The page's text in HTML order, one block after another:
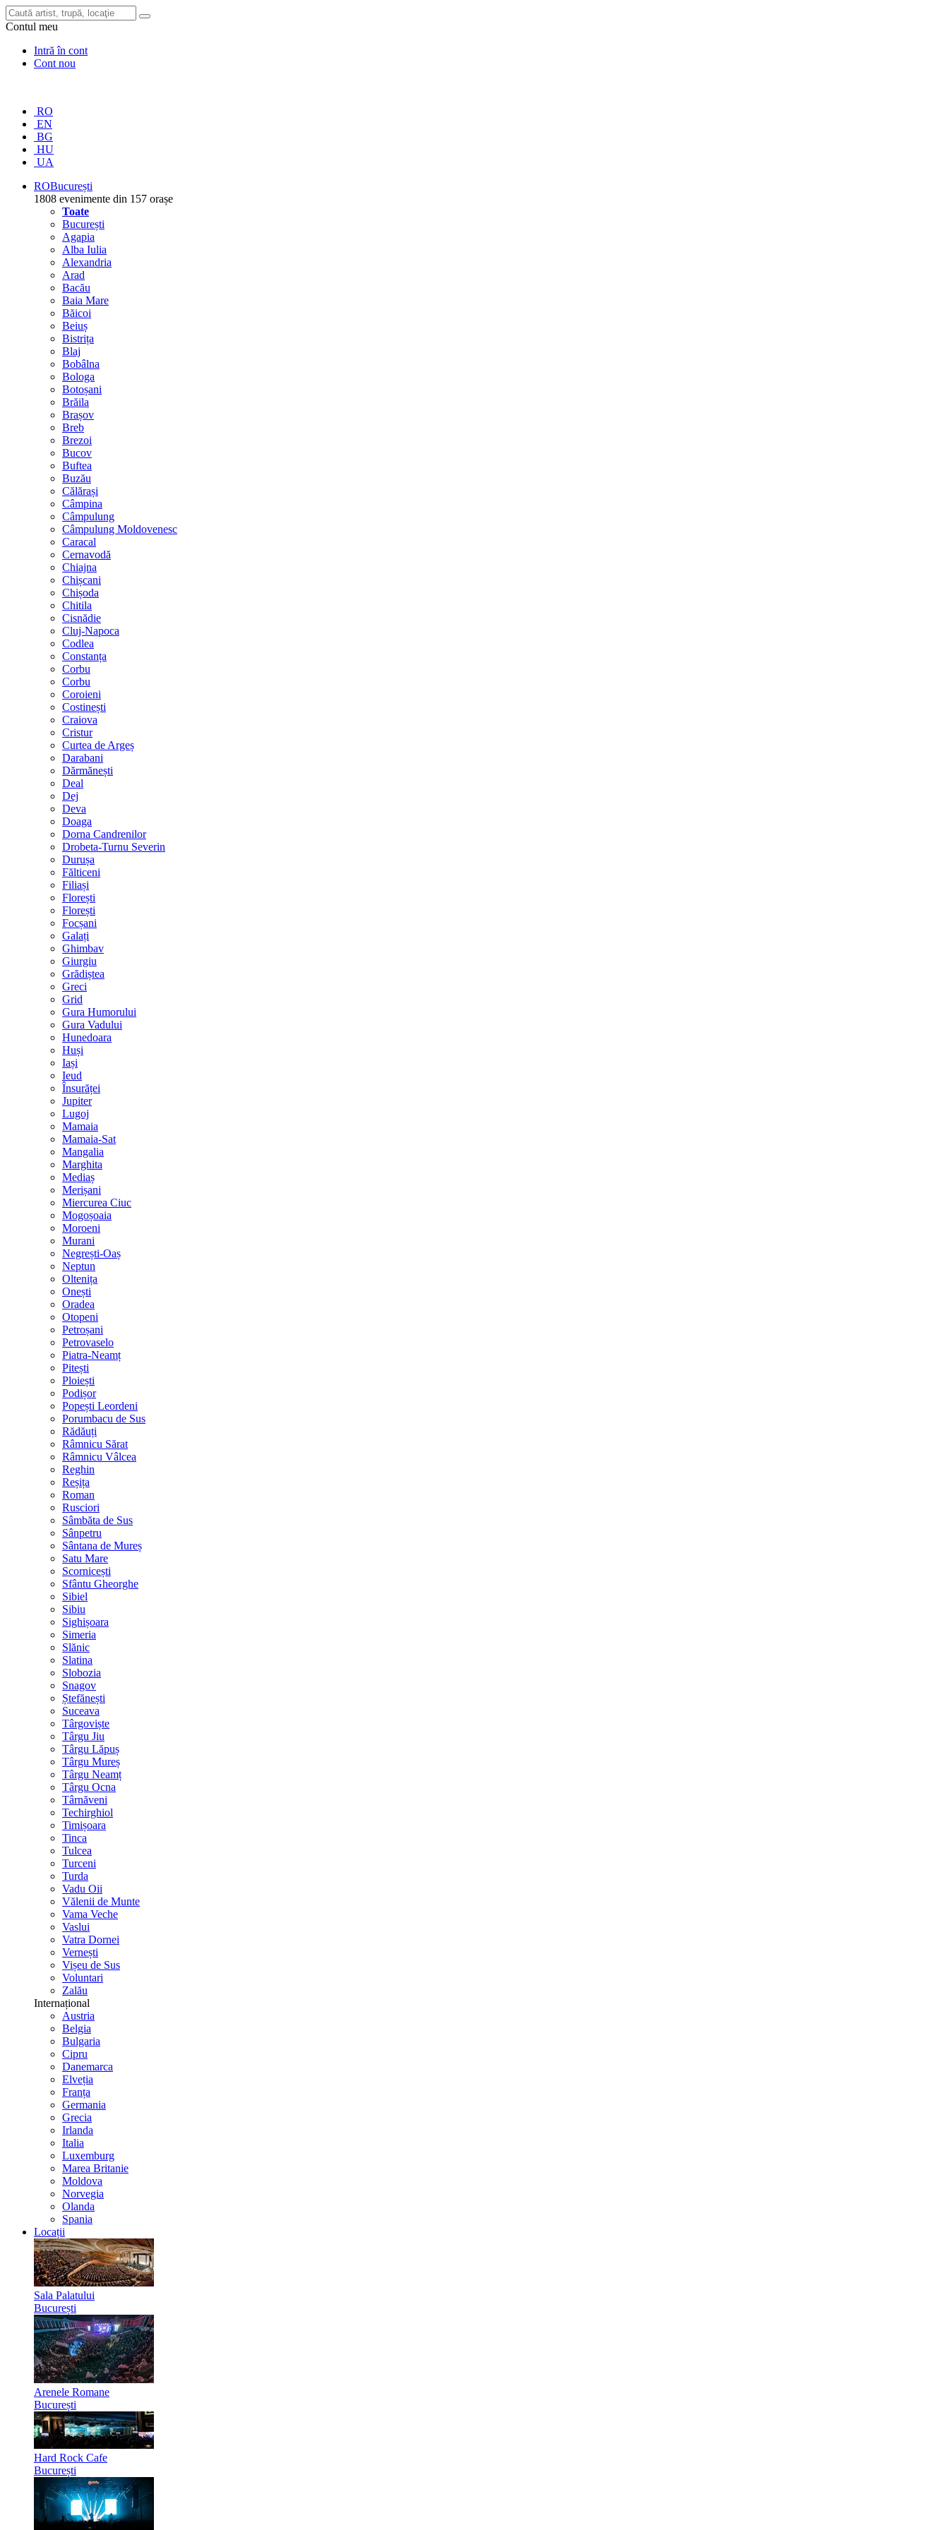
Contul meu
Intră în cont
Cont nou
RO
EN
BG
HU
UA
ROBucurești
1808 evenimente din 157 orașe
Toate
București
Agapia
Alba Iulia
Alexandria
Arad
Bacău
Baia Mare
Băicoi
Beiuș
Bistrița
Blaj
Bobâlna
Bologa
Botoșani
Brăila
Brașov
Breb
Brezoi
Bucov
Buftea
Buzău
Călărași
Câmpina
Câmpulung
Câmpulung Moldovenesc
Caracal
Cernavodă
Chiajna
Chișcani
Chișoda
Chitila
Cisnădie
Cluj-Napoca
Codlea
Constanța
Corbu
Corbu
Coroieni
Costinești
Craiova
Cristur
Curtea de Argeș
Darabani
Dărmănești
Deal
Dej
Deva
Doaga
Dorna Candrenilor
Drobeta-Turnu Severin
Durușa
Fălticeni
Filiași
Florești
Florești
Focșani
Galați
Ghimbav
Giurgiu
Grădiștea
Greci
Grid
Gura Humorului
Gura Vadului
Hunedoara
Huși
Iași
Ieud
Însurăței
Jupiter
Lugoj
Mamaia
Mamaia-Sat
Mangalia
Marghita
Mediaș
Merișani
Miercurea Ciuc
Mogoșoaia
Moroeni
Murani
Negrești-Oaș
Neptun
Oltenița
Onești
Oradea
Otopeni
Petroșani
Petrovaselo
Piatra-Neamț
Pitești
Ploiești
Podișor
Popești Leordeni
Porumbacu de Sus
Rădăuți
Râmnicu Sărat
Râmnicu Vâlcea
Reghin
Reșița
Roman
Rusciori
Sâmbăta de Sus
Sânpetru
Sântana de Mureș
Satu Mare
Scornicești
Sfântu Gheorghe
Sibiel
Sibiu
Sighișoara
Simeria
Slănic
Slatina
Slobozia
Snagov
Ștefănești
Suceava
Târgoviște
Târgu Jiu
Târgu Lăpuș
Târgu Mureș
Târgu Neamț
Târgu Ocna
Târnăveni
Techirghiol
Timișoara
Tinca
Tulcea
Turceni
Turda
Vadu Oii
Vălenii de Munte
Vama Veche
Vaslui
Vatra Dornei
Vernești
Vișeu de Sus
Voluntari
Zalău
Internațional
Austria
Belgia
Bulgaria
Cipru
Danemarca
Elveția
Franța
Germania
Grecia
Irlanda
Italia
Luxemburg
Marea Britanie
Moldova
Norvegia
Olanda
Spania
Locații
Sala Palatului
București
Arenele Romane
București
Hard Rock Cafe
București